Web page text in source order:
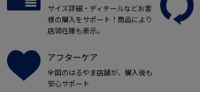
サイズ詳細・ディテールなどお客
様の購入をサポート！商品により
店頭在庫も表示。
アフターケア
全国のはるやま店舗が、購入後も
安心サポート